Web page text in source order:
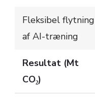
Fleksibel flytning
af AI-træning
Resultat (Mt
CO₂)